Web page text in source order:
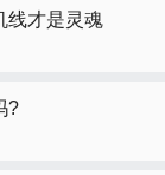
线才是灵魂
?